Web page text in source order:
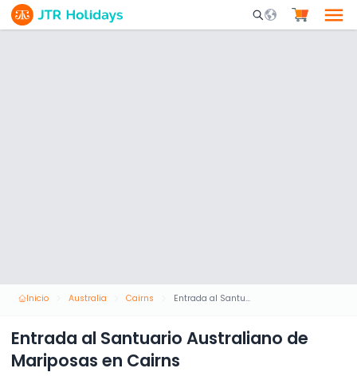
Mobile Search
Inicio Australia Cairns Entrada al Santuario Australiano de Mariposas en Cairns
Entrada al Santuario Australiano de
Mariposas en Cairns